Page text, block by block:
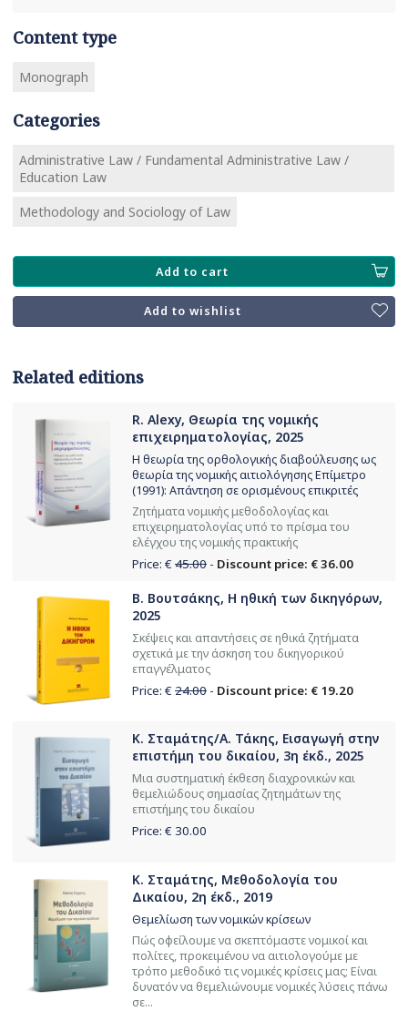
Content type
Monograph
Categories
Administrative Law / Fundamental Administrative Law /
Education Law
Methodology and Sociology of Law
Add to cart
Add to wishlist
Related editions
R. Alexy, Θεωρία της νομικής
επιχειρηματολογίας, 2025
Η θεωρία της ορθολογικής διαβούλευσης ως
θεωρία της νομικής αιτιολόγησης Επίμετρο
(1991): Απάντηση σε ορισμένους επικριτές
Ζητήματα νομικής μεθοδολογίας και
επιχειρηματολογίας υπό το πρίσμα του
ελέγχου της νομικής πρακτικής
Price: € 45.00 - Discount price: € 36.00
Β. Βουτσάκης, Η ηθική των δικηγόρων,
2025
Σκέψεις και απαντήσεις σε ηθικά ζητήματα
σχετικά με την άσκηση του δικηγορικού
επαγγέλματος
Price: € 24.00 - Discount price: € 19.20
Κ. Σταμάτης/Α. Τάκης, Εισαγωγή στην
επιστήμη του δικαίου, 3η έκδ., 2025
Μια συστηματική έκθεση διαχρονικών και
θεμελιώδους σημασίας ζητημάτων της
επιστήμης του δικαίου
Price: € 30.00
Κ. Σταμάτης, Μεθοδολογία του
Δικαίου, 2η έκδ., 2019
Θεμελίωση των νομικών κρίσεων
Πώς οφείλουμε να σκεπτόμαστε νομικοί και
πολίτες, προκειμένου να αιτιολογούμε με
τρόπο μεθοδικό τις νομικές κρίσεις μας; Είναι
δυνατόν να θεμελιώνουμε νομικές λύσεις πάνω
σε...